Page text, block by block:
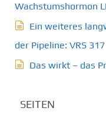
Wachstumshormon
Ein weiteres
der Pipeline: VRS 317
Das wirkt – das
SEITEN